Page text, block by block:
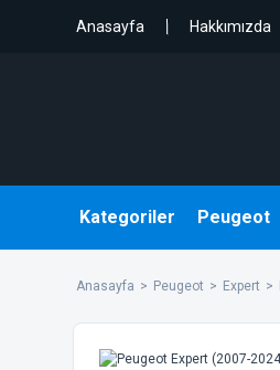
Anasayfa Hakkımızda
Kategoriler Peugeot
Anasayfa Peugeot Expert